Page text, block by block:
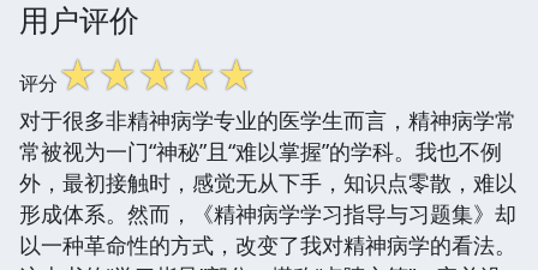
用户评价
评分☆☆☆☆☆
对于很多非精神病学专业的医学生而言，精神病学常
常被视为一门“神秘”且“难以掌握”的学科。我也不例
外，最初接触时，感觉无从下手，知识点零散，难以
形成体系。然而，《精神病学学习指导与习题集》却
以一种革命性的方式，改变了我对精神病学的看法。